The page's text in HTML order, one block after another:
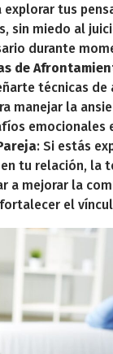
explorar tus
sin miedo al
durante
de
técnicas
manejar la
emocionales
: Si estás
tu relación, la
a mejorar la
el